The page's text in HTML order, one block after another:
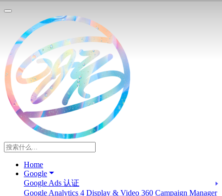
Home
Google
Google Ads 认证
Google Analytics 4 Display & Video 360 Campaign Manager